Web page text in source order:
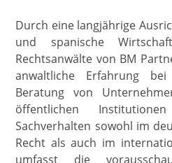
Durch eine langjährige
und spanische
Rechtsanwälte von BM
anwaltliche Erfahrung
Beratung von
öffentlichen
Sachverhalten sowohl im
Recht als auch im
umfasst die